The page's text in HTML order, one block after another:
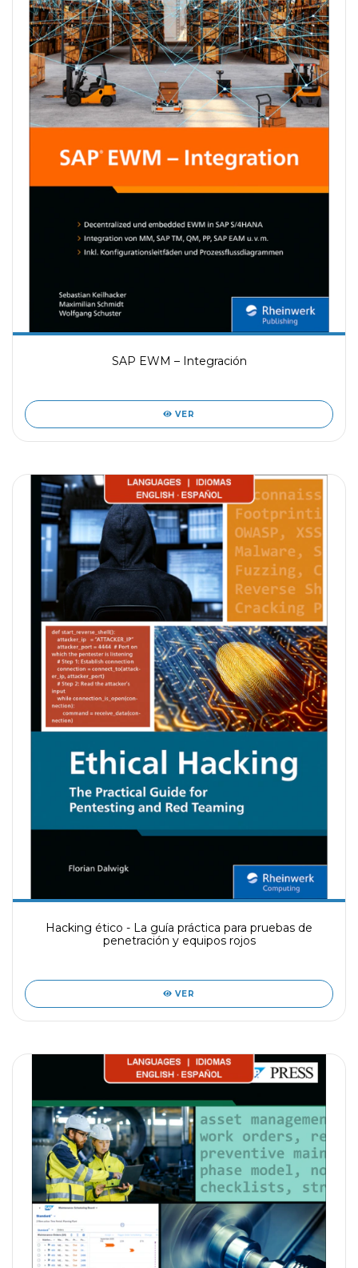
SAP EWM – Integración
VER
Hacking ético - La guía práctica para pruebas de
penetración y equipos rojos
VER